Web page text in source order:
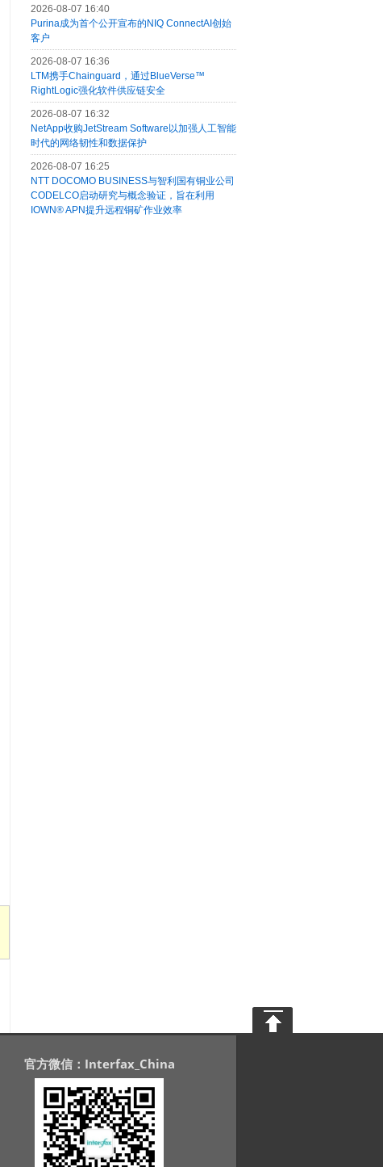
2026-08-07 16:40
Purina成为首个公开宣布的NIQ ConnectAI创始
客户
2026-08-07 16:36
LTM携手Chainguard，通过BlueVerse™
RightLogic强化软件供应链安全
2026-08-07 16:32
NetApp收购JetStream Software以加强人工智能
时代的网络韧性和数据保护
2026-08-07 16:25
NTT DOCOMO BUSINESS与智利国有铜业公司
CODELCO启动研究与概念验证，旨在利用
IOWN® APN提升远程铜矿作业效率
官方微信：Interfax_China